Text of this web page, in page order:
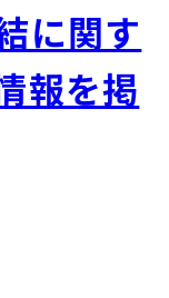
に関す
報を掲